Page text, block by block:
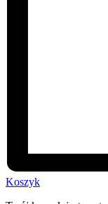
Koszyk